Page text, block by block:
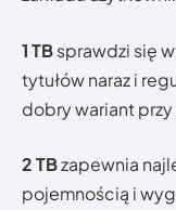
1 TBsprawdzi się
tytułów naraz i
dobry wariant
2 TBzapewnia
pojemnością i